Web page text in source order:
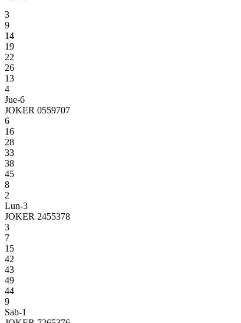
3
9
14
19
22
26
13
4
Jue-6
JOKER 0559707
6
16
28
33
38
45
8
2
Lun-3
JOKER 2455378
3
7
15
42
43
49
44
9
Sab-1